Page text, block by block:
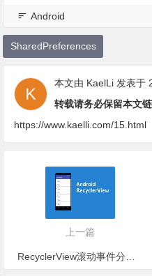
Android
SharedPreferences
本文由 KaelLi 发表于
转载请务必保留本文链
https://www.kaelli.com/15.html
上一篇